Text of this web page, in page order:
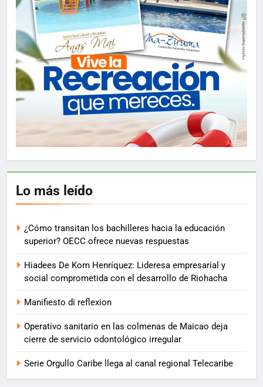
Lo más leído
¿Cómo transitan los bachilleres hacia la educación
superior? OECC ofrece nuevas respuestas
Hiadees De Kom Henríquez: Lideresa empresarial y
social comprometida con el desarrollo de Riohacha
Manifiesto di reflexion
Operativo sanitario en las colmenas de Maicao deja
cierre de servicio odontológico irregular
Serie Orgullo Caribe llega al canal regional Telecaribe